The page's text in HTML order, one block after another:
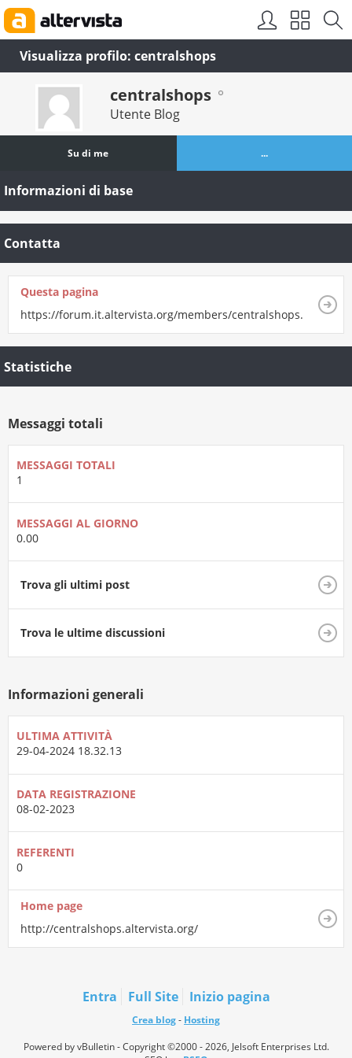
Visualizza profilo: centralshops
centralshops
Utente Blog
Su di me ...
Informazioni di base
Contatta
Questa pagina
https://forum.it.altervista.org/members/centralshops.html
Statistiche
Messaggi totali
MESSAGGI TOTALI
1
MESSAGGI AL GIORNO
0.00
Trova gli ultimi post
Trova le ultime discussioni
Informazioni generali
ULTIMA ATTIVITÀ
29-04-2024 18.32.13
DATA REGISTRAZIONE
08-02-2023
REFERENTI
0
Home page
http://centralshops.altervista.org/
Entra Full Site Inizio pagina
Crea blog- Hosting
Powered by vBulletin - Copyright ©2000 - 2026, Jelsoft Enterprises Ltd.